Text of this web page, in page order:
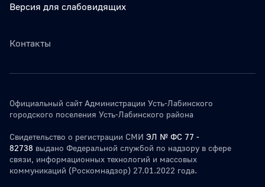
Версия для слабовидящих
Контакты
Официальный сайт Администрации Усть-Лабинского
городского поселения Усть-Лабинского района
Свидетельство о регистрации СМИ ЭЛ № ФС 77 -
82738 выдано Федеральной службой по надзору в сфере
связи, информационных технологий и массовых
коммуникаций (Роскомнадзор) 27.01.2022 года.